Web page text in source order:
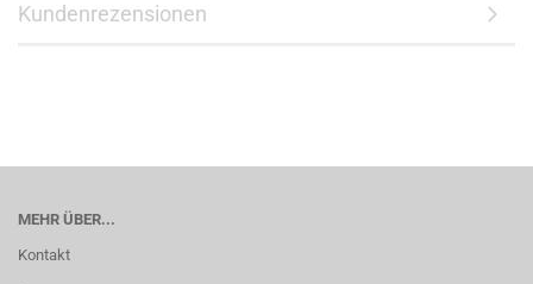
Kundenrezensionen
MEHR ÜBER...
Kontakt